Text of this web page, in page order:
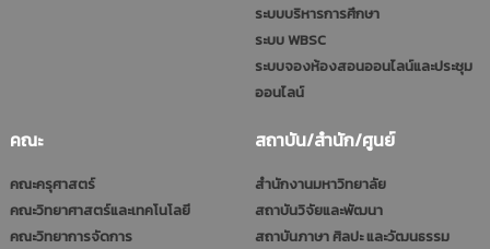
ระบบบริหารการศึกษา
ระบบ WBSC
ระบบจองห้องสอนออนไลน์และประชุม
ออนไลน์
คณะ
คณะครุศาสตร์
คณะวิทยาศาสตร์และเทคโนโลยี
คณะวิทยาการจัดการ
สถาบัน/สำนัก/ศูนย์
สำนักงานมหาวิทยาลัย
สถาบันวิจัยและพัฒนา
สถาบันภาษา ศิลปะ และวัฒนธรรม